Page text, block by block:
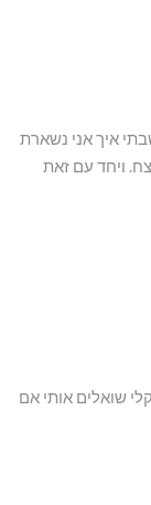
חשבתי איך אני נשארת
ויחד עם זאת
שואלים אותי אם